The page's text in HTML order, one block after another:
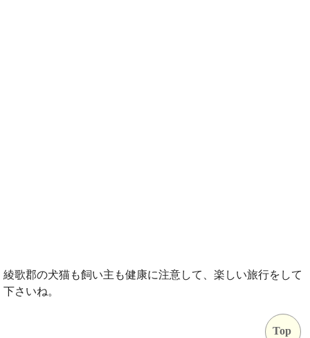
綾歌郡の犬猫も飼い主も健康に注意して、楽しい旅行をして
下さいね。
Top